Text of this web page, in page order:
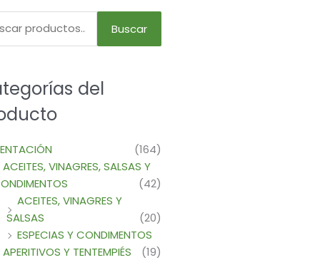
Buscar
del
(164)
ACEITES, VINAGRES, SALSAS Y
(42)
ACEITES, VINAGRES Y
SALSAS
(20)
ESPECIAS Y CONDIMENTOS
(19)
APERITIVOS Y TENTEMPIÉS